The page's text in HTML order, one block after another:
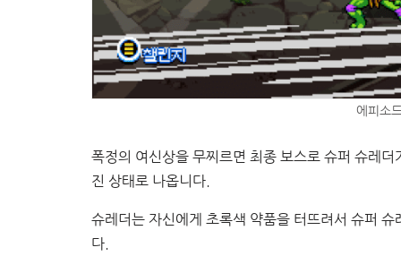
에피소
폭정의 여신상을 무찌르면 최종 보스로 슈퍼 슈레
진 상태로 나옵니다.
슈레더는 자신에게 초록색 약품을 터뜨려서 슈퍼
다.